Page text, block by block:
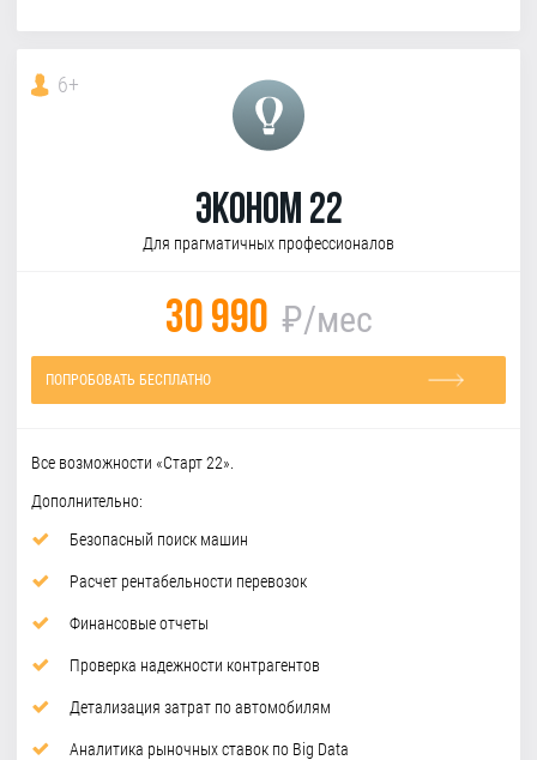
6+
Эконом 22
Для прагматичных профессионалов
30 990 ₽/мес
ПОПРОБОВАТЬ БЕСПЛАТНО
Все возможности «Старт 22».
Дополнительно:
Безопасный поиск машин
Расчет рентабельности перевозок
Финансовые отчеты
Проверка надежности контрагентов
Детализация затрат по автомобилям
Аналитика рыночных ставок по Big Data